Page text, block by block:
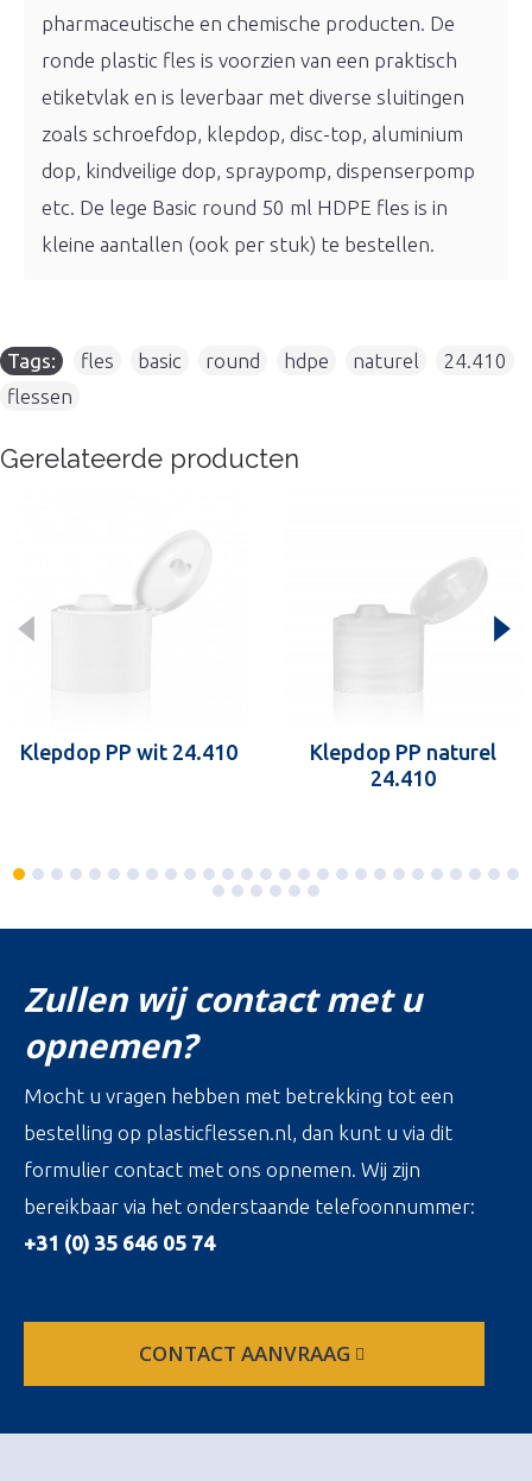
pharmaceutische en chemische producten. De
ronde plastic fles is voorzien van een praktisch
etiketvlak en is leverbaar met diverse sluitingen
zoals schroefdop, klepdop, disc-top, aluminium
dop, kindveilige dop, spraypomp, dispenserpomp
etc. De lege Basic round 50 ml HDPE fles is in
kleine aantallen (ook per stuk) te bestellen.
Tags: fles basic round hdpe naturel 24.410
flessen
Gerelateerde producten
Klepdop PP wit 24.410
Klepdop PP naturel
24.410
Zullen wij contact met u
opnemen?
Mocht u vragen hebben met betrekking tot een
bestelling op plasticflessen.nl, dan kunt u via dit
formulier contact met ons opnemen. Wij zijn
bereikbaar via het onderstaande telefoonnummer:
+31 (0) 35 646 05 74
CONTACT AANVRAAG